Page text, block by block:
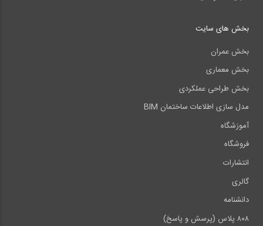
بخش های سایت
بخش عمران
بخش معماری
بخش طراحی عملکردی
مدل سازی اطلاعات ساختمان BIM
آموزشگاه
فروشگاه
انتشارات
گالری
دانشنامه
۸۰۸ پلاس (پرسش و پاسخ)